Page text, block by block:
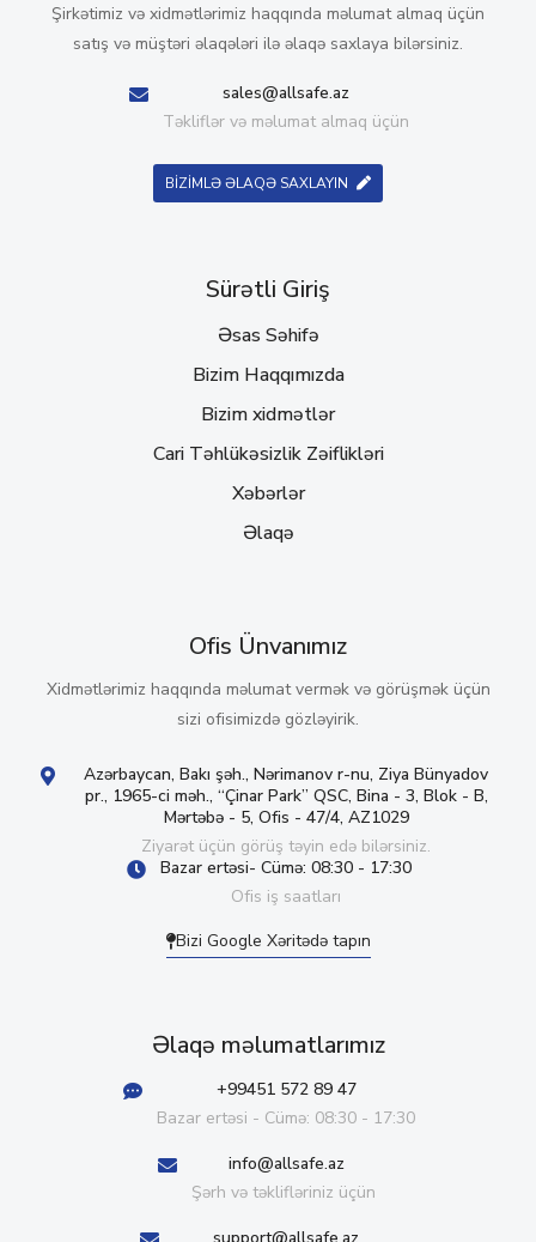
Şirkətimiz və xidmətlərimiz haqqında məlumat almaq üçün
satış və müştəri əlaqələri ilə əlaqə saxlaya bilərsiniz.
sales@allsafe.az
Təkliflər və məlumat almaq üçün
BİZİMLƏ ƏLAQƏ SAXLAYIN
Sürətli Giriş
Əsas Səhifə
Bizim Haqqımızda
Bizim xidmətlər
Cari Təhlükəsizlik Zəiflikləri
Xəbərlər
Əlaqə
Ofis Ünvanımız
Xidmətlərimiz haqqında məlumat vermək və görüşmək üçün
sizi ofisimizdə gözləyirik.
Azərbaycan, Bakı şəh., Nərimanov r-nu, Ziya Bünyadov
pr., 1965-ci məh., “Çinar Park” QSC, Bina - 3, Blok - B,
Mərtəbə - 5, Ofis - 47/4, AZ1029
Ziyarət üçün görüş təyin edə bilərsiniz.
Bazar ertəsi- Cümə: 08:30 - 17:30
Ofis iş saatları
Bizi Google Xəritədə tapın
Əlaqə məlumatlarımız
+99451 572 89 47
Bazar ertəsi - Cümə: 08:30 - 17:30
info@allsafe.az
Şərh və təklifləriniz üçün